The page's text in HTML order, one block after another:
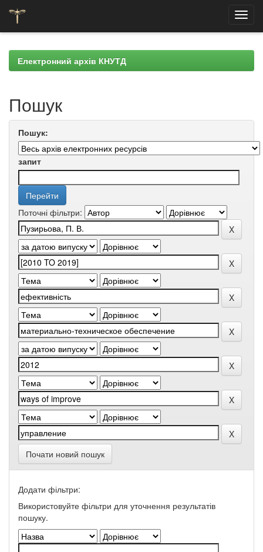
navigationЕлектронний архів КНУТД
Пошук
Пошук:
запит
Поточні фільтри:
Почати новий пошук
Додати фільтри:
Використовуйте фільтри для уточнення результатів
пошуку.